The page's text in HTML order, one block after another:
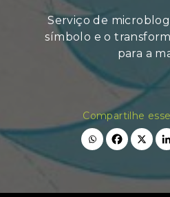
Serviço de
símbolo e o
para a
Compartilhe